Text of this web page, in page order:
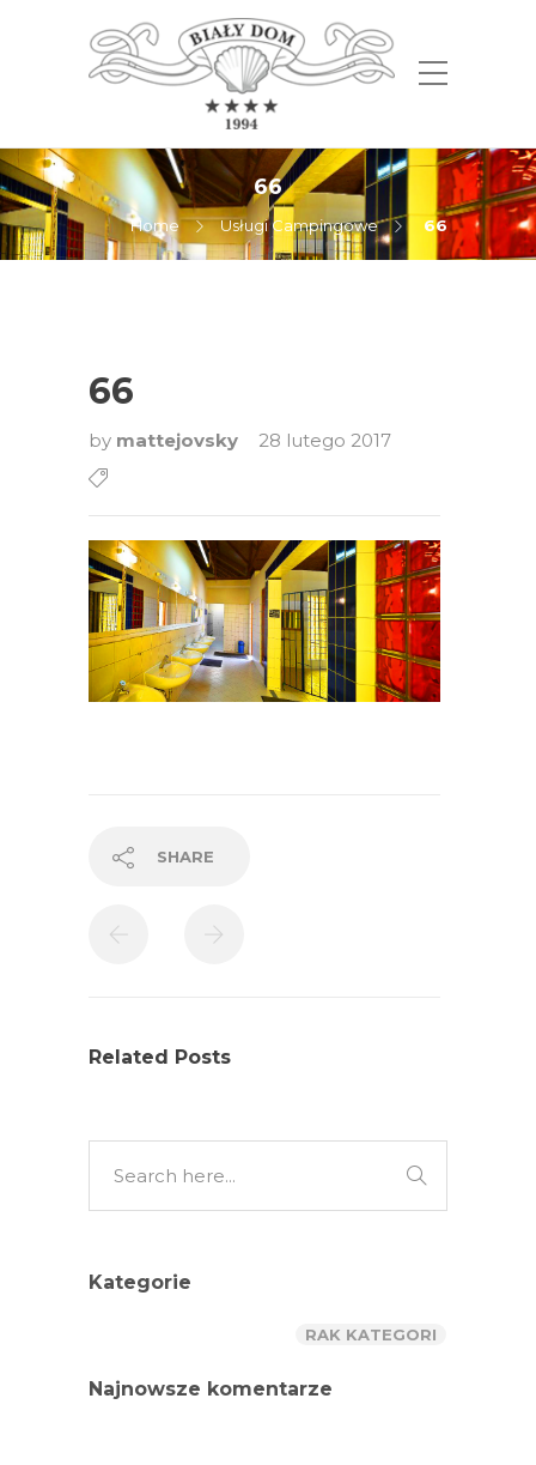
66
Home Usługi Campingowe 66
66
by mattejovsky 28 lutego 2017
SHARE
Related Posts
Kategorie
RAK KATEGORI
Najnowsze komentarze